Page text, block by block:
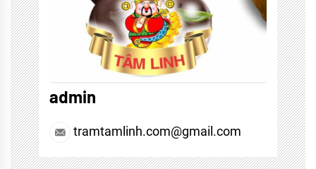
admin
tramtamlinh.com@gmail.com